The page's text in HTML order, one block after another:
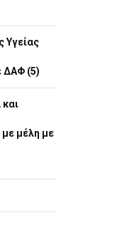
Υγείας
ΔΑΦ (5)
και
μέλη με